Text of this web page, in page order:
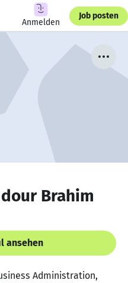
Anmelden
Job posten
Brahim
ansehen
Administration,